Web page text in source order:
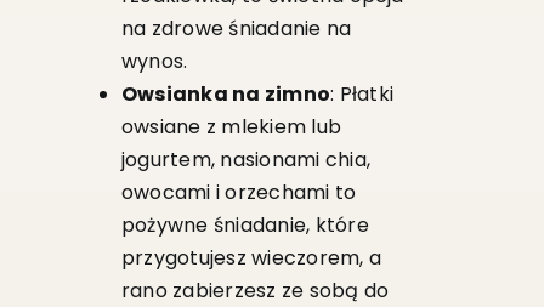
na zdrowe śniadanie na
wynos.
Owsianka na zimno: Płatki
owsiane z mlekiem lub
jogurtem, nasionami chia,
owocami i orzechami to
pożywne śniadanie, które
przygotujesz wieczorem, a
rano zabierzesz ze sobą do